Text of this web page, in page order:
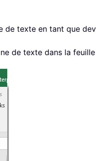
texte en tant que
de texte dans la